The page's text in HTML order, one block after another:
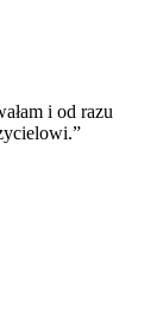
i od razu
”